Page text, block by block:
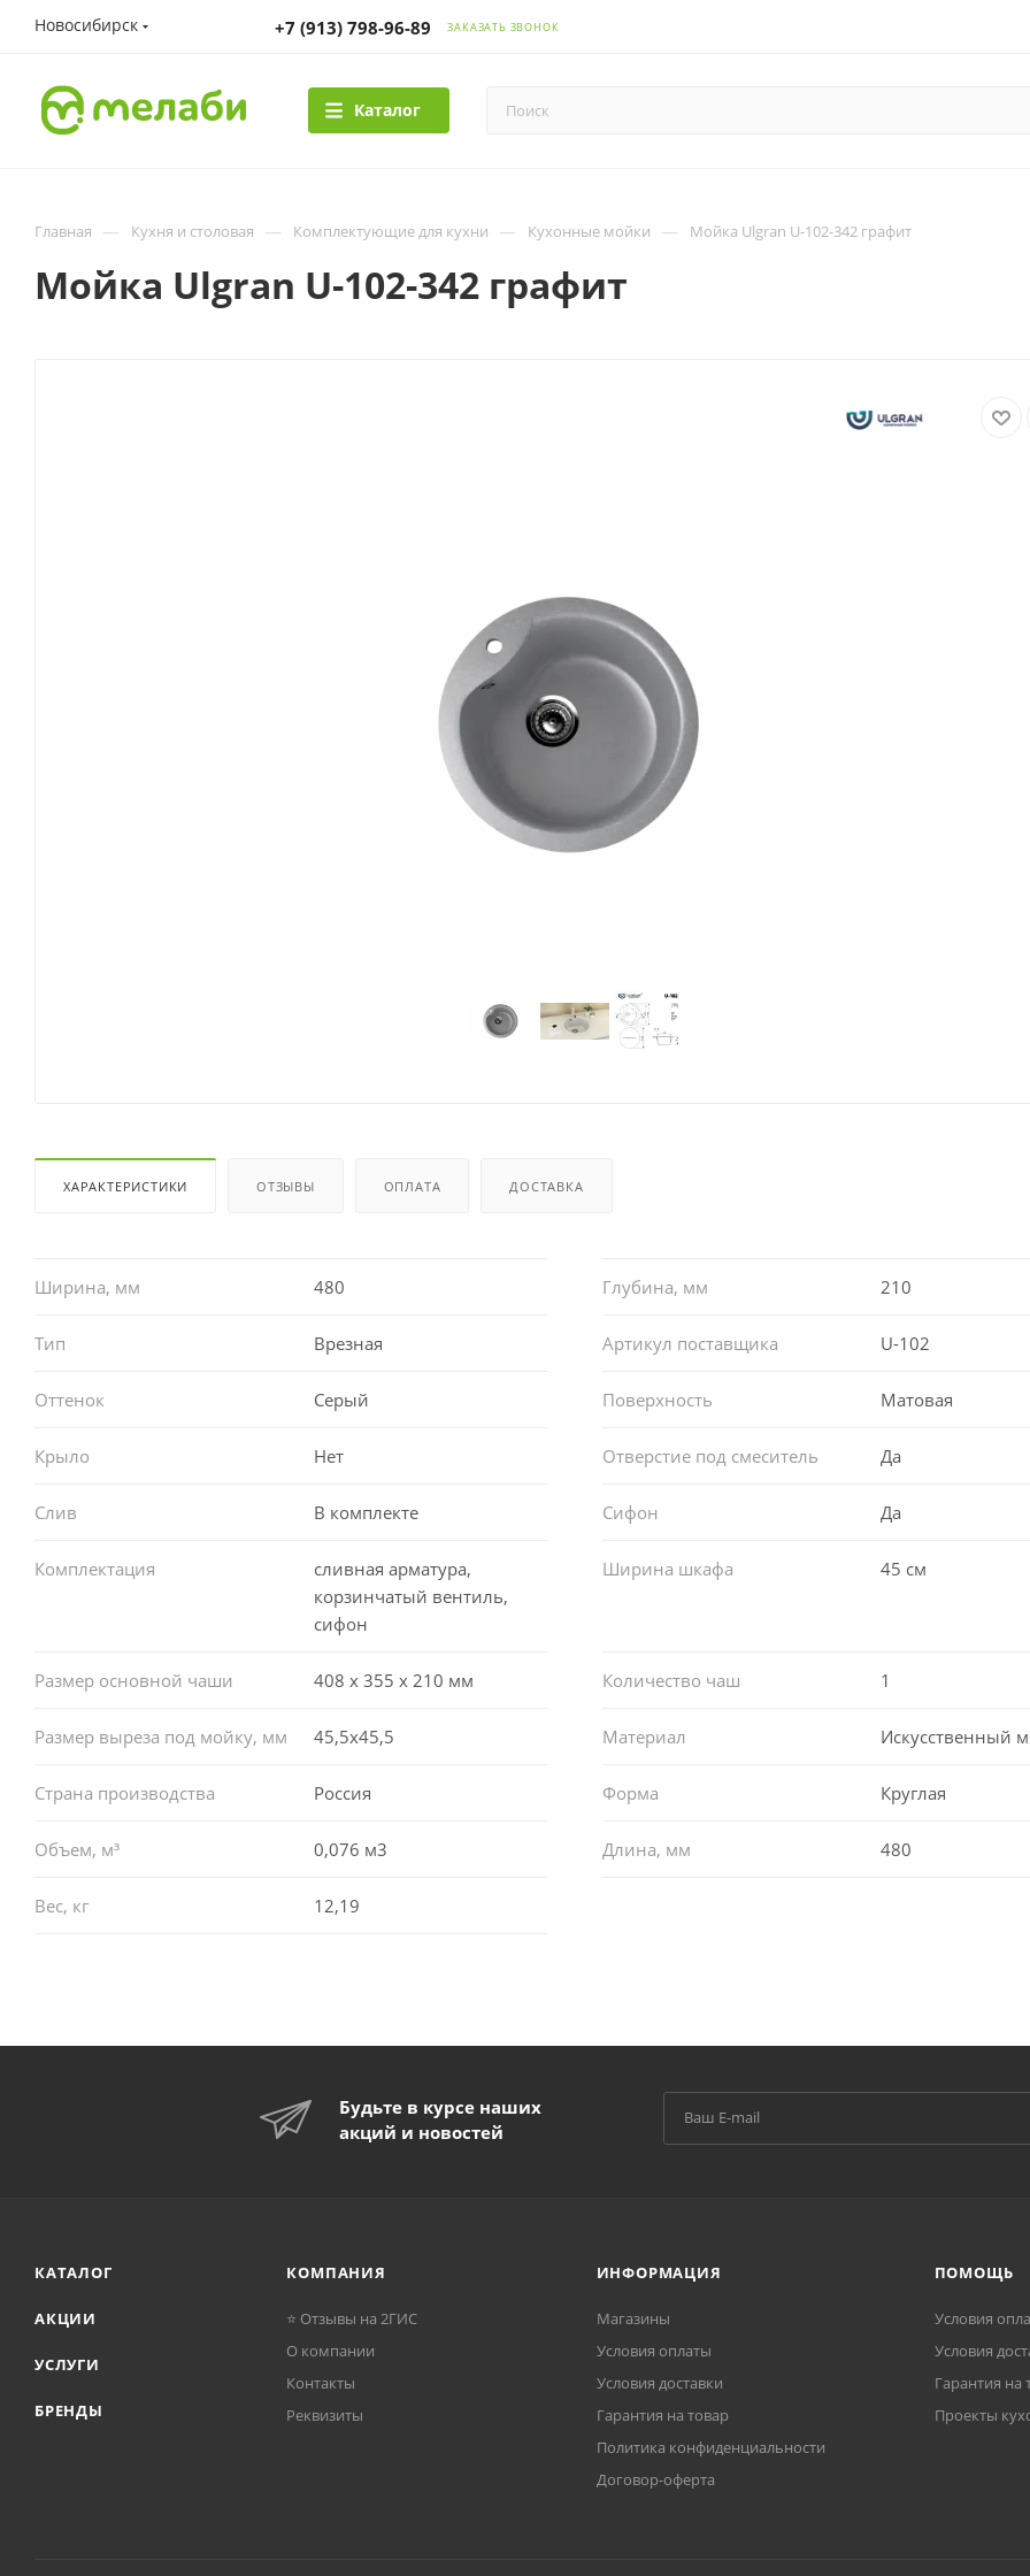
Новосибирск +7 (913) 798-96-89 ЗАКАЗАТЬ ЗВОНОК
Каталог
Главная — Кухня и столовая — Комплектующие для кухни — Кухонные мойки — Мойка Ulgran U-102-342 графит
Мойка Ulgran U-102-342 графит
ХАРАКТЕРИСТИКИ ОТЗЫВЫ ОПЛАТА ДОСТАВКА
Ширина, мм 480 Глубина, мм 210
Тип Врезная Артикул поставщика U-102
Оттенок Серый Поверхность Матовая
Крыло Нет Отверстие под смеситель Да
Слив В комплекте Сифон Да
Комплектация
сливная арматура,
корзинчатый вентиль,
сифон
Ширина шкафа 45 см
Размер основной чаши 408 х 355 х 210 мм Количество чаш 1
Размер выреза под мойку, мм 45,5x45,5 Материал Искусственный
Страна производства Россия Форма Круглая
Объем, м³ 0,076 м3 Длина, мм 480
Вес, кг 12,19
Будьте в курсе наших
акций и новостей
КАТАЛОГ
АКЦИИ
УСЛУГИ
БРЕНДЫ
КОМПАНИЯ
⭐ Отзывы на 2ГИС
О компании
Контакты
Реквизиты
ИНФОРМАЦИЯ
Магазины
Условия оплаты
Условия доставки
Гарантия на товар
Политика конфиденциальности
Договор-оферта
ПОМОЩЬ
Условия
Условия
Гарантия на
Проекты